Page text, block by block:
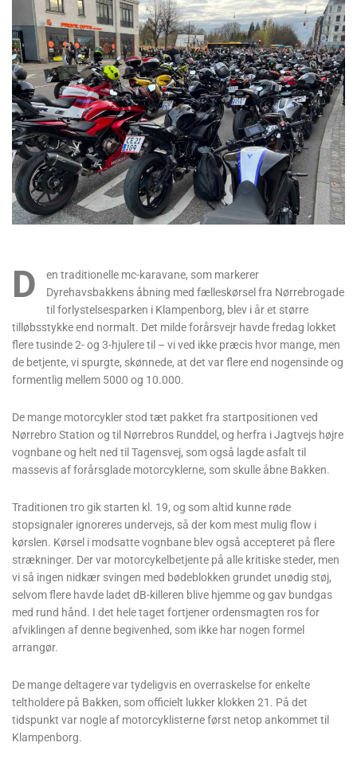
D
en traditionelle mc-karavane, som markerer
Dyrehavsbakkens åbning med fælleskørsel fra Nørrebrogade
til forlystelsesparken i Klampenborg, blev i år et større
tilløbsstykke end normalt. Det milde forårsvejr havde fredag lokket
flere tusinde 2- og 3-hjulere til – vi ved ikke præcis hvor mange, men
de betjente, vi spurgte, skønnede, at det var flere end nogensinde og
formentlig mellem 5000 og 10.000.
De mange motorcykler stod tæt pakket fra startpositionen ved
Nørrebro Station og til Nørrebros Runddel, og herfra i Jagtvejs højre
vognbane og helt ned til Tagensvej, som også lagde asfalt til
massevis af forårsglade motorcyklerne, som skulle åbne Bakken.
Traditionen tro gik starten kl. 19, og som altid kunne røde
stopsignaler ignoreres undervejs, så der kom mest mulig flow i
kørslen. Kørsel i modsatte vognbane blev også accepteret på flere
strækninger. Der var motorcykelbetjente på alle kritiske steder, men
vi så ingen nidkær svingen med bødeblokken grundet unødig støj,
selvom flere havde ladet dB-killeren blive hjemme og gav bundgas
med rund hånd. I det hele taget fortjener ordensmagten ros for
afviklingen af denne begivenhed, som ikke har nogen formel
arrangør.
De mange deltagere var tydeligvis en overraskelse for enkelte
teltholdere på Bakken, som officielt lukker klokken 21. På det
tidspunkt var nogle af motorcyklisterne først netop ankommet til
Klampenborg.